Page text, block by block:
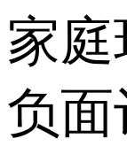
家
负